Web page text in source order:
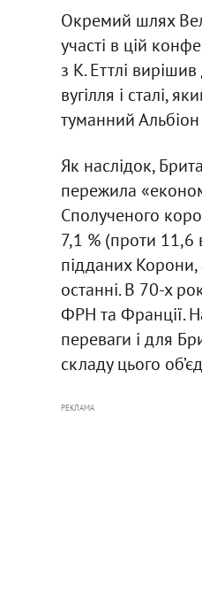
Окремий шлях
участі в цій
з К. Еттлі
вугілля і сталі,
туманний
Як наслідок,
пережила
Сполученого
7,1 % (проти 11,6
підданих Корони,
останні. В 70-х
ФРН та Франції.
переваги і для
складу цього
РЕКЛАМА